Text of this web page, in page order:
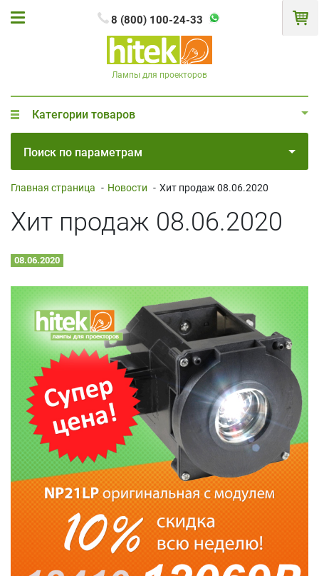
8 (800) 100-24-33
Лампы для проекторов
Категории товаров
Поиск по параметрам
Главная страница - Новости - Хит продаж 08.06.2020
Хит продаж 08.06.2020
08.06.2020